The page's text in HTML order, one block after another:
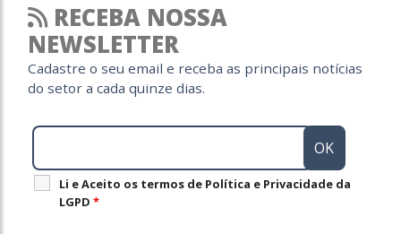
RECEBA NOSSA
NEWSLETTER
Cadastre o seu email e receba as principais notícias
do setor a cada quinze dias.
Li e Aceito os termos de Política e Privacidade da
LGPD *